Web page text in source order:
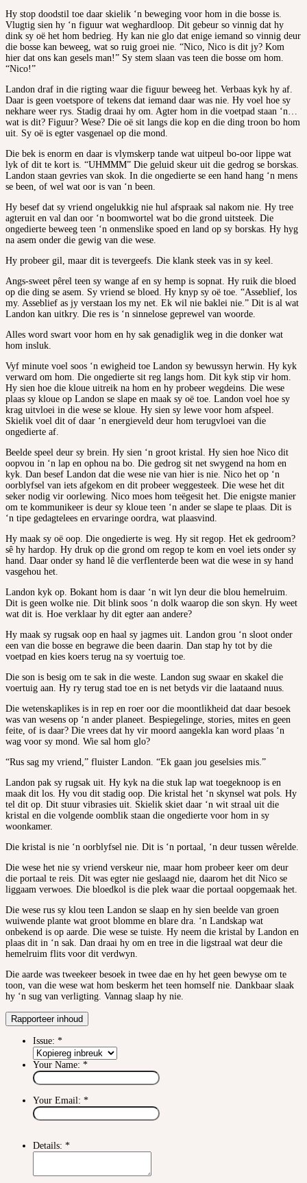
Hy stop doodstil toe daar skielik ‘n beweging voor hom in die bosse is.
Vlugtig sien hy ‘n figuur wat weghardloop. Dit gebeur so vinnig dat hy
dink sy oë het hom bedrieg. Hy kan nie glo dat enige iemand so vinnig deur
die bosse kan beweeg, wat so ruig groei nie. “Nico, Nico is dit jy? Kom
hier dat ons kan gesels man!” Sy stem slaan vas teen die bosse om hom.
“Nico!”
Landon draf in die rigting waar die figuur beweeg het. Verbaas kyk hy af.
Daar is geen voetspore of tekens dat iemand daar was nie. Hy voel hoe sy
nekhare weer rys. Stadig draai hy om. Agter hom in die voetpad staan ‘n…
wat is dit? Figuur? Wese? Die oë sit langs die kop en die ding troon bo hom
uit. Sy oë is egter vasgenael op die mond.
Die bek is enorm en daar is vlymskerp tande wat uitpeul bo-oor lippe wat
lyk of dit te kort is. “UHMMM” Die geluid skeur uit die gedrog se borskas.
Landon staan gevries van skok. In die ongedierte se een hand hang ‘n mens
se been, of wel wat oor is van ‘n been.
Hy besef dat sy vriend ongelukkig nie hul afspraak sal nakom nie. Hy tree
agteruit en val dan oor ‘n boomwortel wat bo die grond uitsteek. Die
ongedierte beweeg teen ‘n onmenslike spoed en land op sy borskas. Hy hyg
na asem onder die gewig van die wese.
Hy probeer gil, maar dit is tevergeefs. Die klank steek vas in sy keel.
Angs-sweet pêrel teen sy wange af en sy hemp is sopnat. Hy ruik die bloed
op die ding se asem. Sy vriend se bloed. Hy knyp sy oë toe. “Asseblief, los
my. Asseblief as jy verstaan los my net. Ek wil nie baklei nie.” Dit is al wat
Landon kan uitkry. Die res is ‘n sinnelose geprewel van woorde.
Alles word swart voor hom en hy sak genadiglik weg in die donker wat
hom insluk.
Vyf minute voel soos ‘n ewigheid toe Landon sy bewussyn herwin. Hy kyk
verward om hom. Die ongedierte sit reg langs hom. Dit kyk stip vir hom.
Hy sien hoe die kloue uitreik na hom en hy probeer wegdeins. Die wese
plaas sy kloue op Landon se slape en maak sy oë toe. Landon voel hoe sy
krag uitvloei in die wese se kloue. Hy sien sy lewe voor hom afspeel.
Skielik voel dit of daar ‘n energieveld deur hom terugvloei van die
ongedierte af.
Beelde speel deur sy brein. Hy sien ‘n groot kristal. Hy sien hoe Nico dit
oopvou in ‘n lap en ophou na bo. Die gedrog sit net swygend na hom en
kyk. Dan besef Landon dat die wese nie van hier is nie. Nico het op ‘n
oorblyfsel van iets afgekom en dit probeer weggesteek. Die wese het dit
seker nodig vir oorlewing. Nico moes hom teëgesit het. Die enigste manier
om te kommunikeer is deur sy kloue teen ‘n ander se slape te plaas. Dit is
‘n tipe gedagtelees en ervaringe oordra, wat plaasvind.
Hy maak sy oë oop. Die ongedierte is weg. Hy sit regop. Het ek gedroom?
sê hy hardop. Hy druk op die grond om regop te kom en voel iets onder sy
hand. Daar onder sy hand lê die verflenterde been wat die wese in sy hand
vasgehou het.
Landon kyk op. Bokant hom is daar ‘n wit lyn deur die blou hemelruim.
Dit is geen wolke nie. Dit blink soos ‘n dolk waarop die son skyn. Hy weet
wat dit is. Hoe verklaar hy dit egter aan andere?
Hy maak sy rugsak oop en haal sy jagmes uit. Landon grou ‘n sloot onder
een van die bosse en begrawe die been daarin. Dan stap hy tot by die
voetpad en kies koers terug na sy voertuig toe.
Die son is besig om te sak in die weste. Landon sug swaar en skakel die
voertuig aan. Hy ry terug stad toe en is net betyds vir die laataand nuus.
Die wetenskaplikes is in rep en roer oor die moontlikheid dat daar besoek
was van wesens op ‘n ander planeet. Bespiegelinge, stories, mites en geen
feite, of is daar? Die vrees dat hy vir moord aangekla kan word plaas ‘n
wag voor sy mond. Wie sal hom glo?
“Rus sag my vriend,” fluister Landon. “Ek gaan jou geselsies mis.”
Landon pak sy rugsak uit. Hy kyk na die stuk lap wat toegeknoop is en
maak dit los. Hy vou dit stadig oop. Die kristal het ‘n skynsel wat pols. Hy
tel dit op. Dit stuur vibrasies uit. Skielik skiet daar ‘n wit straal uit die
kristal en die volgende oomblik staan die ongedierte voor hom in sy
woonkamer.
Die kristal is nie ‘n oorblyfsel nie. Dit is ‘n portaal, ‘n deur tussen wêrelde.
Die wese het nie sy vriend verskeur nie, maar hom probeer keer om deur
die portaal te reis. Dit was egter nie geslaagd nie, daarom het dit Nico se
liggaam verwoes. Die bloedkol is die plek waar die portaal oopgemaak het.
Die wese rus sy klou teen Landon se slaap en hy sien beelde van groen
wuiwende plante wat groot blomme en blare dra. ‘n Landskap wat
onbekend is op aarde. Die wese se tuiste. Hy neem die kristal by Landon en
plaas dit in ‘n sak. Dan draai hy om en tree in die ligstraal wat deur die
hemelruim flits voor dit verdwyn.
Die aarde was tweekeer besoek in twee dae en hy het geen bewyse om te
toon, van die wese wat hom beskerm het teen homself nie. Dankbaar slaak
hy ‘n sug van verligting. Vannag slaap hy nie.
Rapporteer inhoud
Issue: *
Your Name: *
Your Email: *
Details: *